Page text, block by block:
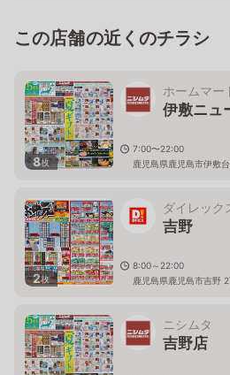
この店舗の近くのチラシ
8枚
ホームマー
伊敷ニュ
7:00〜22:00
鹿児島県鹿児島市伊敷
2枚
ダイレック
吉野
8:00～22:00
鹿児島県鹿児島市吉野
ニシムタ
吉野店